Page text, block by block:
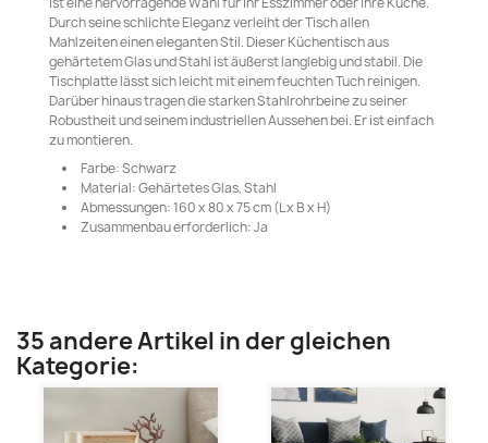
Durch seine schlichte Eleganz verleiht der Tisch allen
Mahlzeiten einen eleganten Stil. Dieser Küchentisch aus
gehärtetem Glas und Stahl ist äußerst langlebig und stabil. Die
Tischplatte lässt sich leicht mit einem feuchten Tuch reinigen.
Darüber hinaus tragen die starken Stahlrohrbeine zu seiner
Robustheit und seinem industriellen Aussehen bei. Er ist einfach
zu montieren.
Farbe: Schwarz
Material: Gehärtetes Glas, Stahl
Abmessungen: 160 x 80 x 75 cm (L x B x H)
Zusammenbau erforderlich: Ja
35 andere Artikel in der gleichen
Kategorie: